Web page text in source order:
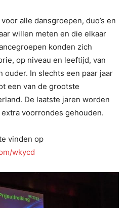
alle dansgroepen, duo’s en
willen meten en die elkaar
konden zich
op niveau en leeftijd, van
ouder. In slechts een paar jaar
een van de grootste
De laatste jaren worden
voorrondes gehouden.
vinden op
wkycd